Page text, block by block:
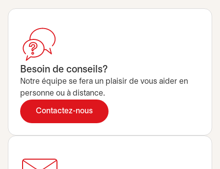
Besoin de conseils?
Notre équipe se fera un plaisir de vous aider en
personne ou à distance.
Contactez-nous